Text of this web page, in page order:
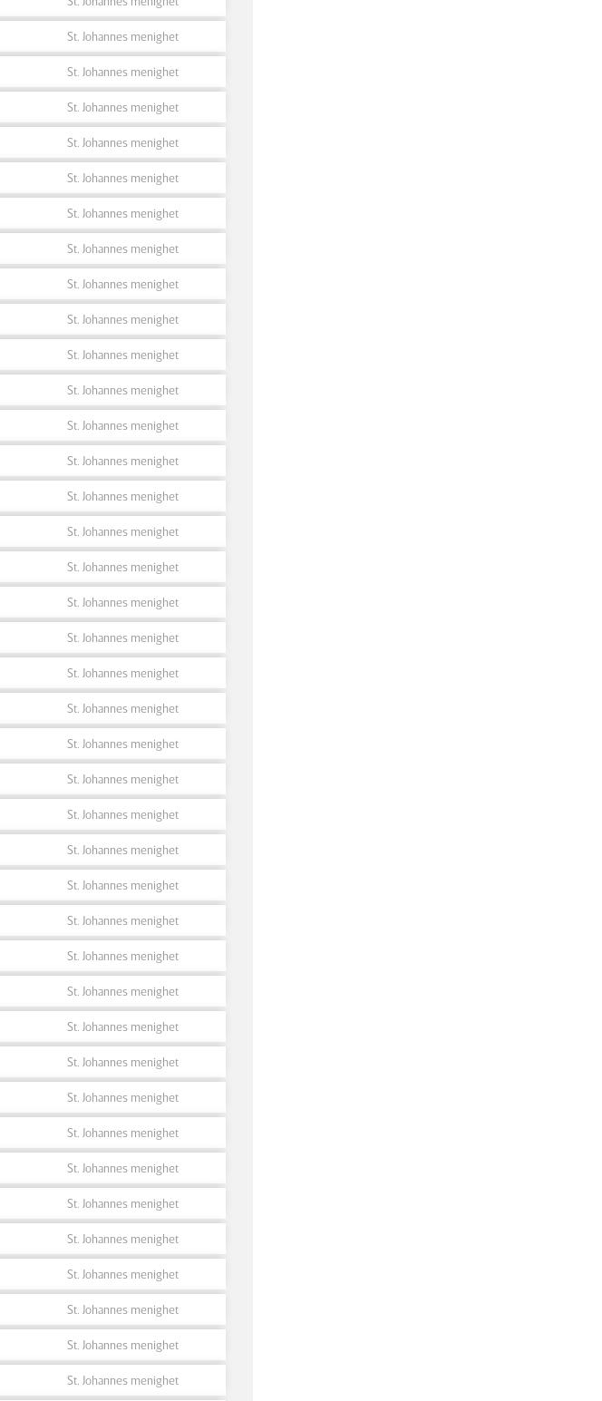
St. Johannes menighet
St. Johannes menighet
St. Johannes menighet
St. Johannes menighet
St. Johannes menighet
St. Johannes menighet
St. Johannes menighet
St. Johannes menighet
St. Johannes menighet
St. Johannes menighet
St. Johannes menighet
St. Johannes menighet
St. Johannes menighet
St. Johannes menighet
St. Johannes menighet
St. Johannes menighet
St. Johannes menighet
St. Johannes menighet
St. Johannes menighet
St. Johannes menighet
St. Johannes menighet
St. Johannes menighet
St. Johannes menighet
St. Johannes menighet
St. Johannes menighet
St. Johannes menighet
St. Johannes menighet
St. Johannes menighet
St. Johannes menighet
St. Johannes menighet
St. Johannes menighet
St. Johannes menighet
St. Johannes menighet
St. Johannes menighet
St. Johannes menighet
St. Johannes menighet
St. Johannes menighet
St. Johannes menighet
St. Johannes menighet